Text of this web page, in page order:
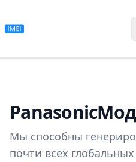
Panasonic
Мы способны
почти всех